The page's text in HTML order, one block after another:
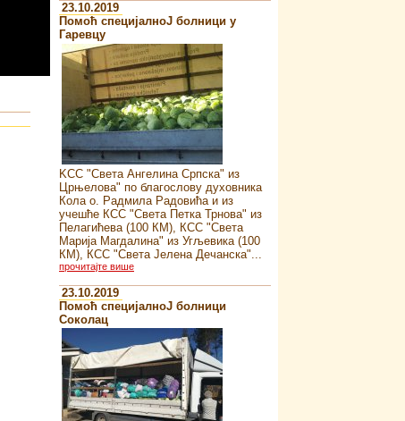
23.10.2019
Помоћ специјалноJ болници у
Гаревцу
KСС "Света Ангелина Српска" из
Црњелова" по благослову духовника
Кола о. Радмила Радовића и из
учешће КСС "Света Петка Трнова" из
Пелагићева (100 КМ), КСС "Света
Марија Магдалина" из Угљевика (100
КМ), КСС "Света Јелена Дечанска"...
прочитајте више
23.10.2019
Помоћ специјалноJ болници
Соколац